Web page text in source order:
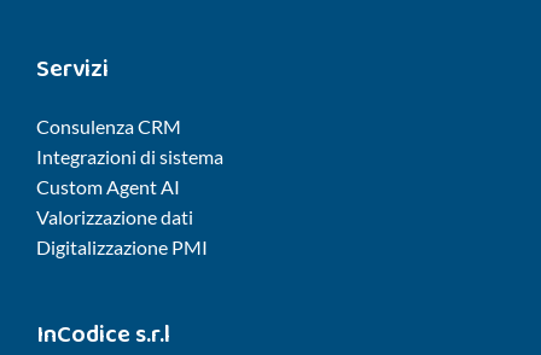
Servizi
Consulenza CRM
Integrazioni di sistema
Custom Agent AI
Valorizzazione dati
Digitalizzazione PMI
InCodice s.r.l